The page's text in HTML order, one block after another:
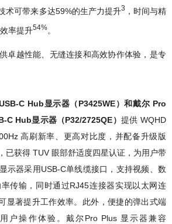
术可带来多达59%的生产力提升3 ，时间与精
率提升54%。
卓越性能、无缝连接和高效协作体验，是专
C Hub显示器（P3425WE）和戴尔 Pro
C Hub显示器（P32/2725QE）提供 WQHD
高刷新率、更高对比度，并配备升级版
已获得 TUV 眼部舒适度四星认证，为用户带
示器采用USB-C单线缆接口，支持视频、数
传输，同时通过RJ45连接器实现以太网连
显著提升工作效率。此外，便捷的弹出式端
户操作体验。戴尔Pro Plus 显示器兼容